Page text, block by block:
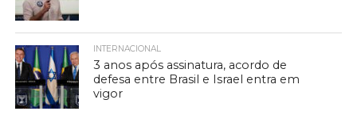
INTERNACIONAL
3 anos após assinatura, acordo de
defesa entre Brasil e Israel entra em
vigor